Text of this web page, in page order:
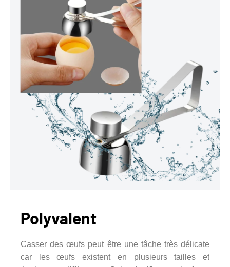
Polyvalent
Casser des œufs peut être une tâche très délicate
car les œufs existent en plusieurs tailles et